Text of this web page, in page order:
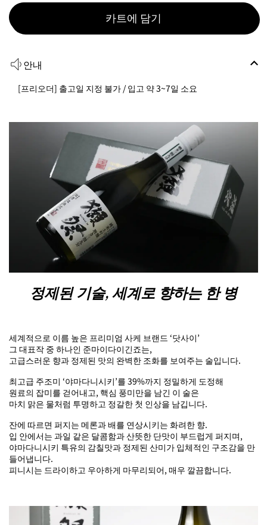
카트에 담기
안내
[프리오더] 출고일 지정 불가 / 입고 약 3~7일 소요
정제된 기술, 세계로 향하는 한 병
세계적으로 이름 높은 프리미엄 사케 브랜드 ‘닷사이’
그 대표작 중 하나인 준마이다이긴죠는,
고급스러운 향과 정제된 맛의 완벽한 조화를 보여주는 술입니다.
최고급 주조미 ‘야마다니시키’를 39%까지 정밀하게 도정해
원료의 잡미를 걷어내고, 핵심 풍미만을 남긴 이 술은
마치 맑은 물처럼 투명하고 정갈한 첫 인상을 남깁니다.
잔에 따르면 퍼지는 메론과 배를 연상시키는 화려한 향.
입 안에서는 과일 같은 달콤함과 산뜻한 단맛이 부드럽게 퍼지며,
야마다니시키 특유의 감칠맛과 정제된 산미가 입체적인 구조감을 만
들어냅니다.
피니시는 드라이하고 우아하게 마무리되어, 매우 깔끔합니다.